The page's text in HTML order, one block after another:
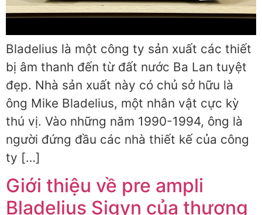
Bladelius là một công ty sản xuất các thiết
bị âm thanh đến từ đất nước Ba Lan tuyệt
đẹp. Nhà sản xuất này có chủ sở hữu là
ông Mike Bladelius, một nhân vật cực kỳ
thú vị. Vào những năm 1990-1994, ông là
người đứng đầu các nhà thiết kế của công
ty […]
Giới thiệu về pre ampli
Bladelius Sigyn của thương